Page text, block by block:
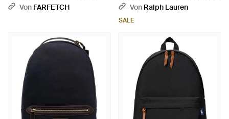
GrünVon FARFETCH
Braun
Von Ralph Lauren
SALE